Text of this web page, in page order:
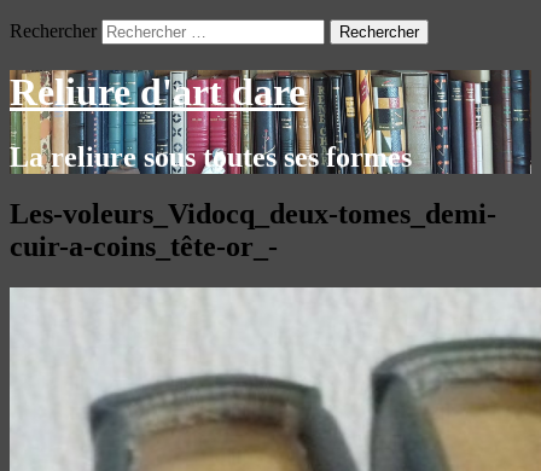
Rechercher
Reliure d'art dare
La reliure sous toutes ses formes
Les-voleurs_Vidocq_deux-tomes_demi-
cuir-a-coins_tête-or_-